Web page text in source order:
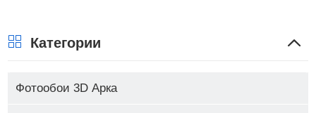
Категории
Фотообои 3D Арка